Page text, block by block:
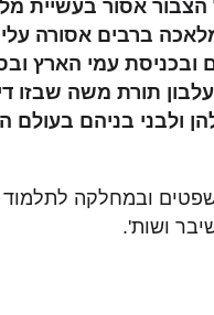
הצבור אסור בעשיית
ברבים אסורה
ובכניסת עמי הארץ
תורת משה שבזו
ולבני בניהם בעולם
ובמחלקה לתלמוד
ושות'.